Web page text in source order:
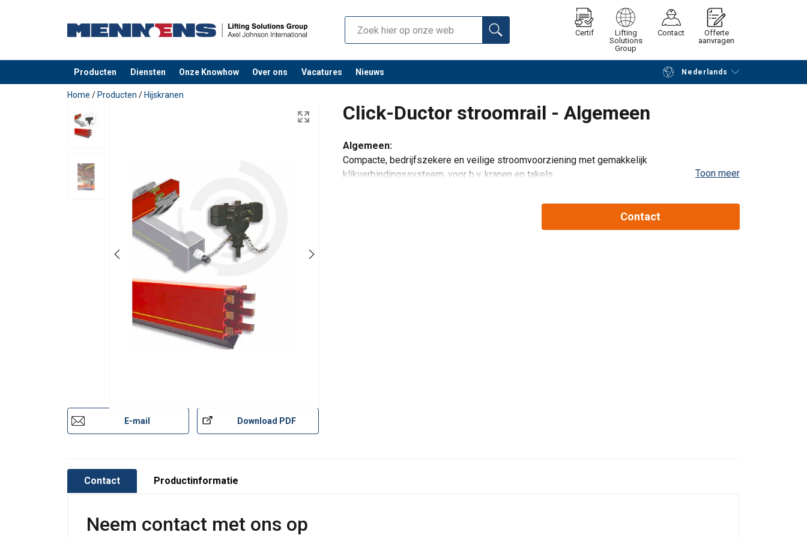
Certif
Lifting
Solutions
Group
Contact
Offerte
aanvragen
Producten Diensten Onze Knowhow Over ons Vacatures Nieuws Nederlands
toegevoegd aan uw offerte Verder winkelen Vraag offerte aan
Home / Producten / Hijskranen
Click-Ductor stroomrail - Algemeen
E-mail Download PDF
Algemeen:
Compacte, bedrijfszekere en veilige stroomvoorziening met gemakkelijk
klikverbindingssysteem, voor b.v. kranen en takels.
Toon meer
Contact
Contact Productinformatie
Neem contact met ons op